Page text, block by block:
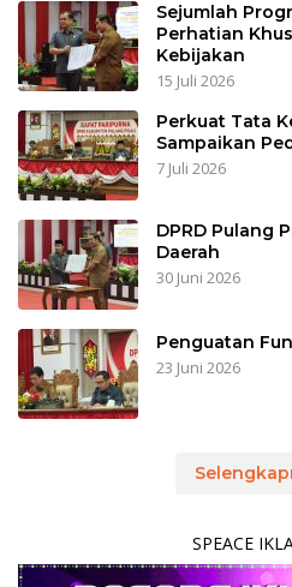
Sejumlah
Perhatian
Kebijakan
15 Juli 2026
Perkuat Tata
Sampaikan
7 Juli 2026
DPRD Pulang
Daerah
30 Juni 2026
Penguatan
23 Juni 2026
SPEACE IKLAN HUB.